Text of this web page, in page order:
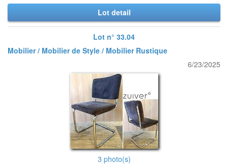
Lot detail
Lot n° 33.04
Mobilier / Mobilier de Style / Mobilier Rustique
6/23/2025
3 photo(s)